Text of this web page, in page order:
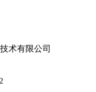
术有限公司